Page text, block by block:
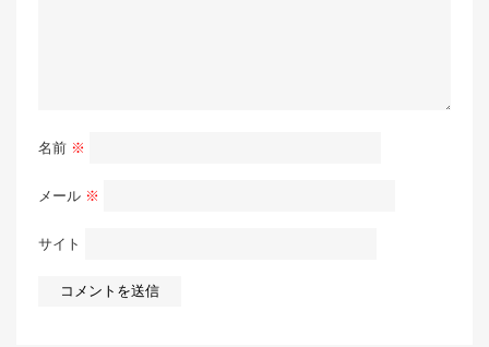
名前 ※
メール ※
サイト